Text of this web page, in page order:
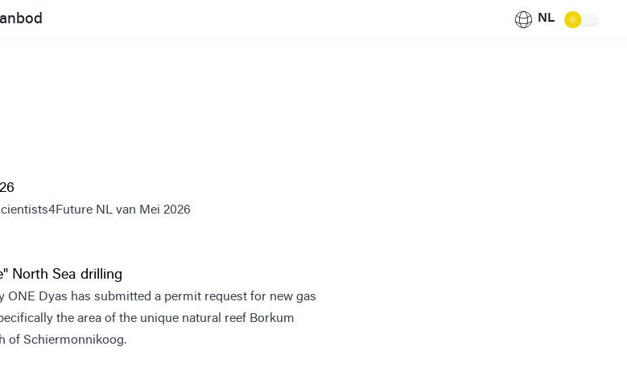
NL
NL van Mei 2026
North Sea drilling
ONE Dyas has submitted a permit request for new gas
the area of the unique natural reef Borkum
of Schiermonnikoog.